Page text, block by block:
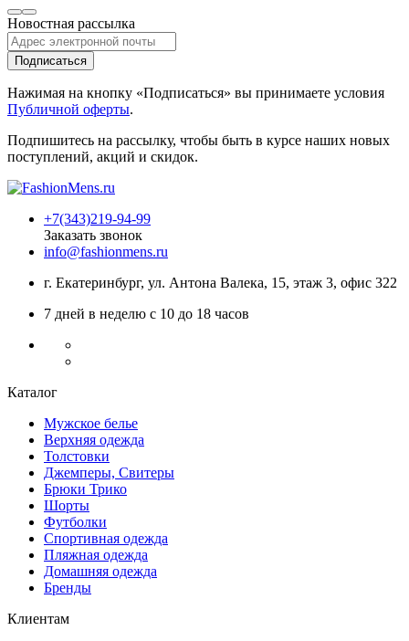
Новостная рассылка
Подписаться
Нажимая на кнопку «Подписаться» вы принимаете условия
Публичной оферты.
Подпишитесь на рассылку, чтобы быть в курсе наших новых
поступлений, акций и скидок.
+7(343)219-94-99
Заказать звонок
info@fashionmens.ru
г. Екатеринбург, ул. Антона Валека, 15, этаж 3, офис 322
7 дней в неделю с 10 до 18 часов
Каталог
Мужское белье
Верхняя одежда
Толстовки
Джемперы, Свитеры
Брюки Трико
Шорты
Футболки
Спортивная одежда
Пляжная одежда
Домашняя одежда
Бренды
Клиентам